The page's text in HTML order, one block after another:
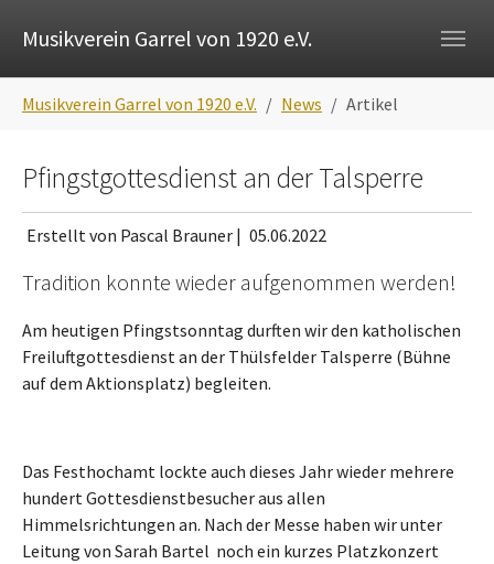
Musikverein Garrel von 1920 e.V.
Musikverein Garrel von 1920 e.V. News Artikel
Pfingstgottesdienst an der Talsperre
Erstellt von Pascal Brauner | 05.06.2022
Tradition konnte wieder aufgenommen werden!
Am heutigen Pfingstsonntag durften wir den katholischen
Freiluftgottesdienst an der Thülsfelder Talsperre (Bühne
auf dem Aktionsplatz) begleiten.
Das Festhochamt lockte auch dieses Jahr wieder mehrere
hundert Gottesdienstbesucher aus allen
Himmelsrichtungen an. Nach der Messe haben wir unter
Leitung von Sarah Bartel noch ein kurzes Platzkonzert